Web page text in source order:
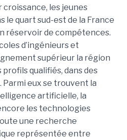
croissance, les jeunes
le quart sud-est de la France
réservoir de compétences.
d’ingénieurs et
supérieur la région
profils qualifiés, dans des
eux se trouvent la
artificielle, la
les technologies
une recherche
représentée entre